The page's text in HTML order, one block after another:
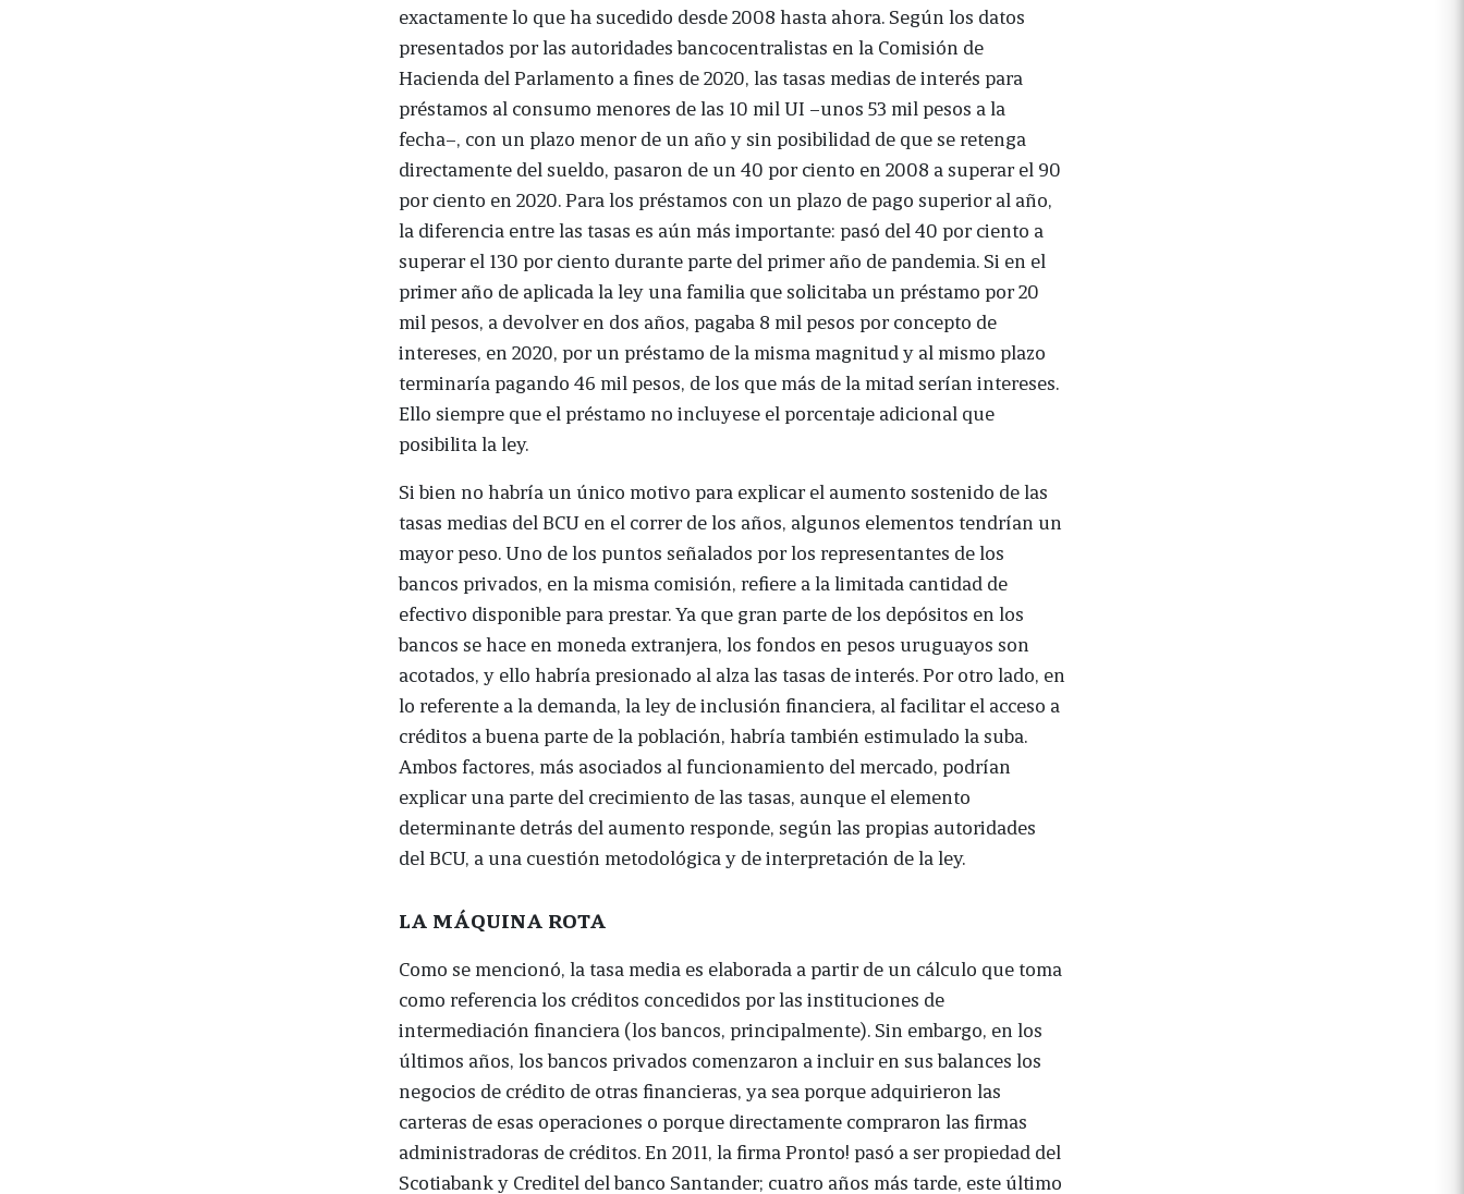
exactamente lo que ha sucedido desde 2008 hasta ahora. Según los datos
presentados por las autoridades bancocentralistas en la Comisión de
Hacienda del Parlamento a fines de 2020, las tasas medias de interés para
préstamos al consumo menores de las 10 mil UI –unos 53 mil pesos a la
fecha–, con un plazo menor de un año y sin posibilidad de que se retenga
directamente del sueldo, pasaron de un 40 por ciento en 2008 a superar el 90
por ciento en 2020. Para los préstamos con un plazo de pago superior al año,
la diferencia entre las tasas es aún más importante: pasó del 40 por ciento a
superar el 130 por ciento durante parte del primer año de pandemia. Si en el
primer año de aplicada la ley una familia que solicitaba un préstamo por 20
mil pesos, a devolver en dos años, pagaba 8 mil pesos por concepto de
intereses, en 2020, por un préstamo de la misma magnitud y al mismo plazo
terminaría pagando 46 mil pesos, de los que más de la mitad serían intereses.
Ello siempre que el préstamo no incluyese el porcentaje adicional que
posibilita la ley.
Si bien no habría un único motivo para explicar el aumento sostenido de las
tasas medias del BCU en el correr de los años, algunos elementos tendrían un
mayor peso. Uno de los puntos señalados por los representantes de los
bancos privados, en la misma comisión, refiere a la limitada cantidad de
efectivo disponible para prestar. Ya que gran parte de los depósitos en los
bancos se hace en moneda extranjera, los fondos en pesos uruguayos son
acotados, y ello habría presionado al alza las tasas de interés. Por otro lado, en
lo referente a la demanda, la ley de inclusión financiera, al facilitar el acceso a
créditos a buena parte de la población, habría también estimulado la suba.
Ambos factores, más asociados al funcionamiento del mercado, podrían
explicar una parte del crecimiento de las tasas, aunque el elemento
determinante detrás del aumento responde, según las propias autoridades
del BCU, a una cuestión metodológica y de interpretación de la ley.
LA MÁQUINA ROTA
Como se mencionó, la tasa media es elaborada a partir de un cálculo que toma
como referencia los créditos concedidos por las instituciones de
intermediación financiera (los bancos, principalmente). Sin embargo, en los
últimos años, los bancos privados comenzaron a incluir en sus balances los
negocios de crédito de otras financieras, ya sea porque adquirieron las
carteras de esas operaciones o porque directamente compraron las firmas
administradoras de créditos. En 2011, la firma Pronto! pasó a ser propiedad del
Scotiabank y Creditel del banco Santander; cuatro años más tarde, este último